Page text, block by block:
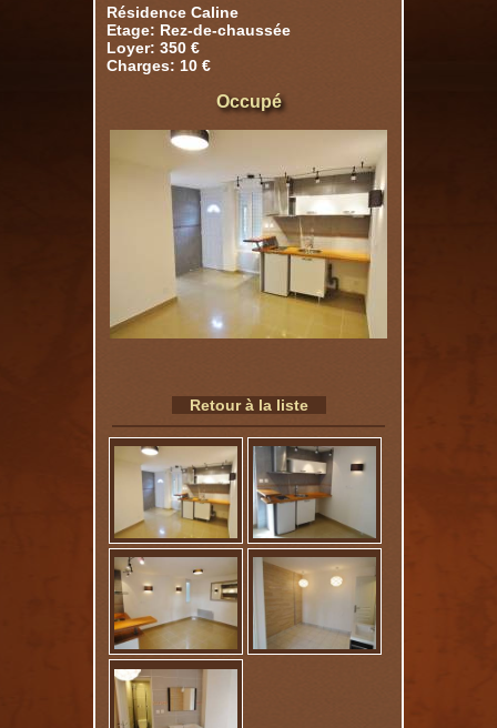
Résidence Caline
Etage: Rez-de-chaussée
Loyer: 350 €
Charges: 10 €
Occupé
Retour à la liste